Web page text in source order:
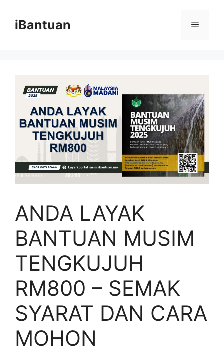
contentiBantuan Menu
ANDA LAYAK
BANTUAN MUSIM
TENGKUJUH
RM800 – SEMAK
SYARAT DAN CARA
MOHON